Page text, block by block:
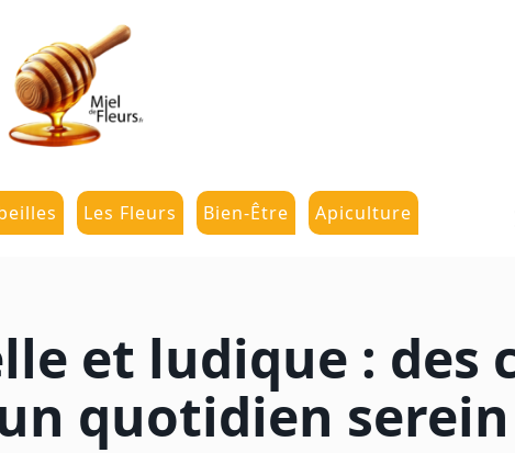
to
content
Les Fleurs Bien-Être Apiculture
et ludique : des
quotidien serein